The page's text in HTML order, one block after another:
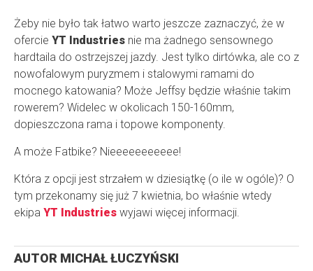
Żeby nie było tak łatwo warto jeszcze zaznaczyć, że w
ofercie YT Industries nie ma żadnego sensownego
hardtaila do ostrzejszej jazdy. Jest tylko dirtówka, ale co z
nowofalowym puryzmem i stalowymi ramami do
mocnego katowania? Może Jeffsy będzie właśnie takim
rowerem? Widelec w okolicach 150-160mm,
dopieszczona rama i topowe komponenty.
A może Fatbike? Nieeeeeeeeeee!
Która z opcji jest strzałem w dziesiątkę (o ile w ogóle)? O
tym przekonamy się już 7 kwietnia, bo właśnie wtedy
ekipa YT Industries wyjawi więcej informacji.
AUTOR MICHAŁ ŁUCZYŃSKI